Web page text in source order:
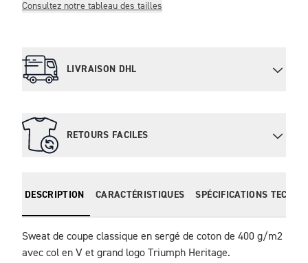
Consultez notre tableau des tailles
LIVRAISON DHL
RETOURS FACILES
DESCRIPTION CARACTÉRISTIQUES SPÉCIFICATIONS
Sweat de coupe classique en sergé de coton de 400 g/m2
avec col en V et grand logo Triumph Heritage.